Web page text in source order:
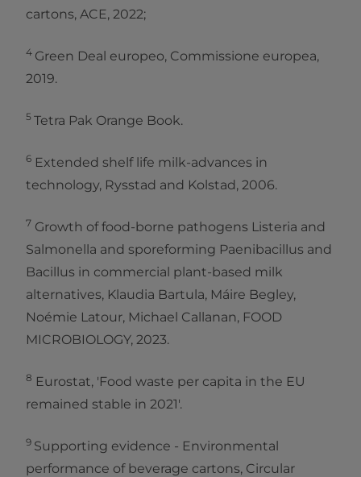
cartons, ACE, 2022;
4 Green Deal europeo, Commissione europea,
2019.
5 Tetra Pak Orange Book.
6 Extended shelf life milk-advances in
technology, Rysstad and Kolstad, 2006.
7 Growth of food-borne pathogens Listeria and
Salmonella and sporeforming Paenibacillus and
Bacillus in commercial plant-based milk
alternatives, Klaudia Bartula, Máire Begley,
Noémie Latour, Michael Callanan, FOOD
MICROBIOLOGY, 2023.
8 Eurostat, 'Food waste per capita in the EU
remained stable in 2021'.
9 Supporting evidence - Environmental
performance of beverage cartons, Circular